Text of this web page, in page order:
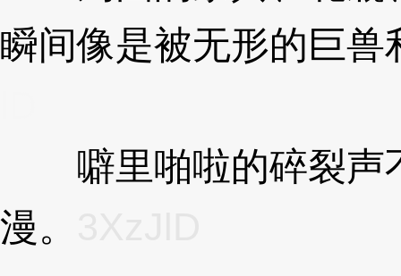
瞬间像是被无形的巨兽
噼里啪啦的碎裂声
漫。